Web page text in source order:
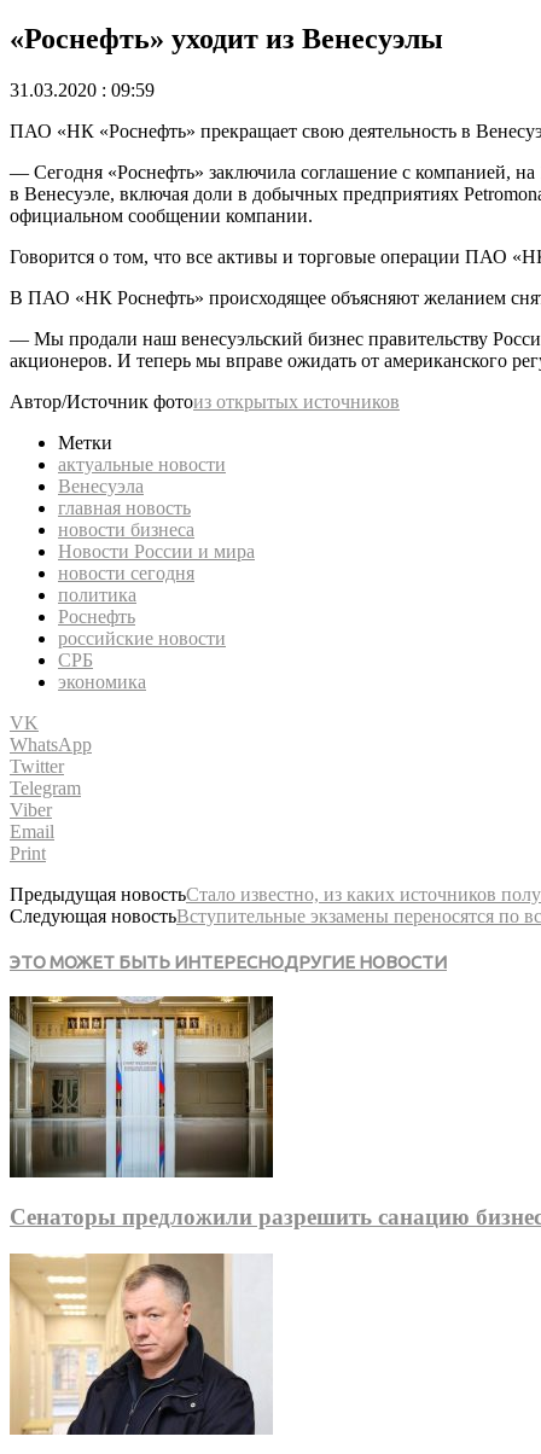
«Роснефть» уходит из Венесуэлы
31.03.2020 : 09:59
ПАО «НК «Роснефть» прекращает свою деятельность в
— Сегодня «Роснефть» заключила соглашение c компанией,
в Венесуэле, включая доли в добычных предприятиях
официальном сообщении компании.
Говорится о том, что все активы и торговые операции ПАО
В ПАО «НК Роснефть» происходящее объясняют желанием
— Мы продали наш венесуэльский бизнес правительству
акционеров. И теперь мы вправе ожидать от американского
Автор/Источник фотоиз открытых источников
Метки
актуальные новости
Венесуэла
главная новость
новости бизнеса
Новости России и мира
новости сегодня
политика
Роснефть
российские новости
СРБ
экономика
VK
WhatsApp
Twitter
Telegram
Viber
Email
Print
Предыдущая новостьСтало известно, из каких источников
Следующая новостьВступительные экзамены переносятся по
ЭТО МОЖЕТ БЫТЬ ИНТЕРЕСНОДРУГИЕ НОВОСТИ
Сенаторы предложили разрешить санацию